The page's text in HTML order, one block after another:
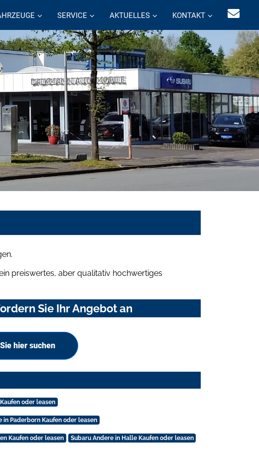
SERVICE AKTUELLES KONTAKT
preiswertes, aber qualitativ hochwertiges
Sie Ihr Angebot an
hier suchen
oder leasen
in Paderborn Kaufen oder leasen
Kaufen oder leasen Subaru Andere in Halle Kaufen oder leasen